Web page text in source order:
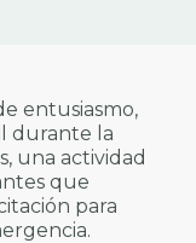
entusiasmo,
durante la
una actividad
que
para